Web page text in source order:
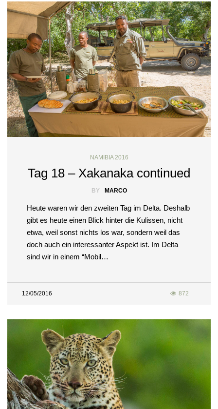
NAMIBIA 2016
Tag 18 – Xakanaka continued
BY MARCO
Heute waren wir den zweiten Tag im Delta. Deshalb
gibt es heute einen Blick hinter die Kulissen, nicht
etwa, weil sonst nichts los war, sondern weil das
doch auch ein interessanter Aspekt ist. Im Delta
sind wir in einem “Mobil…
12/05/2016 872